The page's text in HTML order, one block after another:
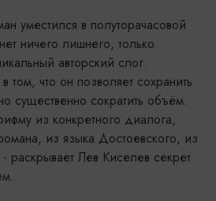
уместился в полуторачасовой
ничего лишнего, только
авторский слог.
том, что он позволяет сохранить
существенно сократить объём.
из конкретного диалога,
из языка Достоевского, из
раскрывает Лев Киселев секрет